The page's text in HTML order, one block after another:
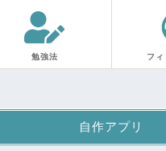
勉強法 フィ
自作アプリ